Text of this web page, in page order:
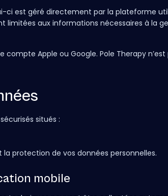
ci est géré directement par la plateforme
limitées aux informations nécessaires à
Apple ou Google. Pole Therapy
situés :
protection de vos données personnelles.
mobile